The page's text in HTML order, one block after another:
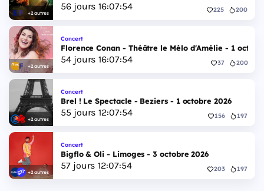
+2 autres
56jours 16:07:53 225 200
+2 autres
Concert
Florence Conan - Théâtre le Mélo d'Amélie - 1
54jours 16:07:53 37 200
+2 autres
Concert
Brel ! Le Spectacle - Beziers - 1 octobre 2026
55 jours 12:07:53 156 197
+2 autres
Concert
Bigflo & Oli - Limoges - 3 octobre 2026
57jours 12:07:53 203 197